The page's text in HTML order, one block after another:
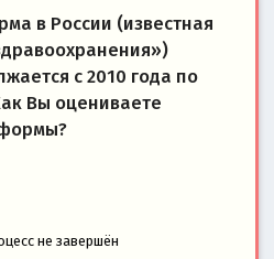
в России (известная
с 2010 года по
Вы оцениваете
не завершён